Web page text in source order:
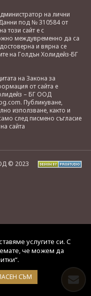
на лични
под № 310584 от
този сайт е с
междувременно да са
и вярна се
на Голдън Холидейз-БГ
на Закона за
от сайта е
– БГ ООД
Публикуване,
използване, както и
след писмено съгласие
сайта
© 2023
услугите си. С
че можем да
СЪМ